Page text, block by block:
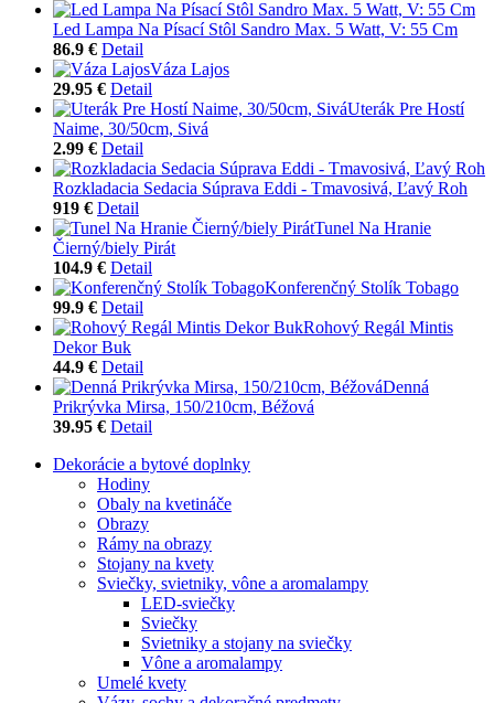
Led Lampa Na Písací Stôl Sandro Max. 5 Watt, V: 55 Cm
86.9 € Detail
Váza Lajos
29.95 € Detail
Uterák Pre Hostí
Naime, 30/50cm, Sivá
2.99 € Detail
Rozkladacia Sedacia Súprava Eddi - Tmavosivá, Ľavý Roh
919 € Detail
Tunel Na Hranie
Čierný/biely Pirát
104.9 € Detail
Konferenčný Stolík Tobago
99.9 € Detail
Rohový Regál Mintis
Dekor Buk
44.9 € Detail
Denná
Prikrývka Mirsa, 150/210cm, Béžová
39.95 € Detail
Dekorácie a bytové doplnky
Hodiny
Obaly na kvetináče
Obrazy
Rámy na obrazy
Stojany na kvety
Sviečky, svietniky, vône a aromalampy
LED-sviečky
Sviečky
Svietniky a stojany na sviečky
Vône a aromalampy
Umelé kvety